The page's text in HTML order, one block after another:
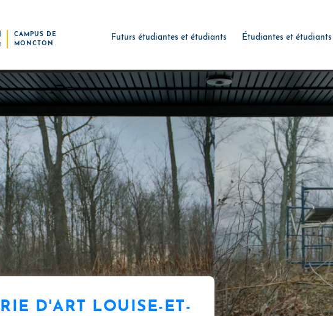
CAMPUS DE
MONCTON
Futurs étudiantes et étudiants Étudiantes et étudiants
D'ART LOUISE-ET-